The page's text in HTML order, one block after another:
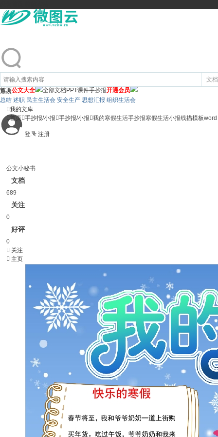
文档
热搜:
总结 述职 民主生活会 安全生产 思想汇报 组织生活会
登录 注册
首页公文大全 全部文档PPT课件手抄报开通会员
我的文库
首页手抄报/小报手抄报/小报我的寒假生活手抄报寒假生活小报线描模板word
公文小秘书
文档
689
关注
0
好评
0
 关注
 主页